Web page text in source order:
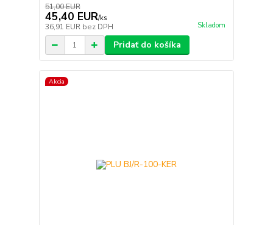
51,00 EUR
45,40 EUR/ks
36,91 EUR bez DPH Skladom
Pridať do košíka
Akcia